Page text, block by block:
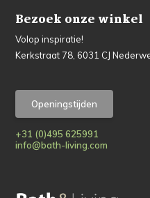
Bezoek onze winkel
Volop inspiratie!
Kerkstraat 78, 6031 CJ
Openingstijden
+31 (0)495 625991
info@bath-living.com